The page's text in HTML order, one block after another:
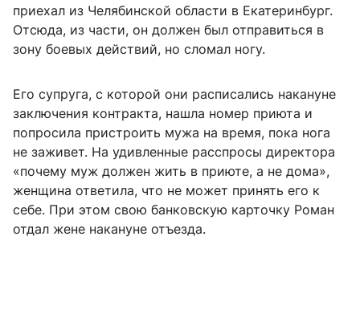
приехал из Челябинской области в Екатеринбург.
Отсюда, из части, он должен был отправиться в
зону боевых действий, но сломал ногу.
Его супруга, с которой они расписались накануне
заключения контракта, нашла номер приюта и
попросила пристроить мужа на время, пока нога
не заживет. На удивленные расспросы директора
«почему муж должен жить в приюте, а не дома»,
женщина ответила, что не может принять его к
себе. При этом свою банковскую карточку Роман
отдал жене накануне отъезда.